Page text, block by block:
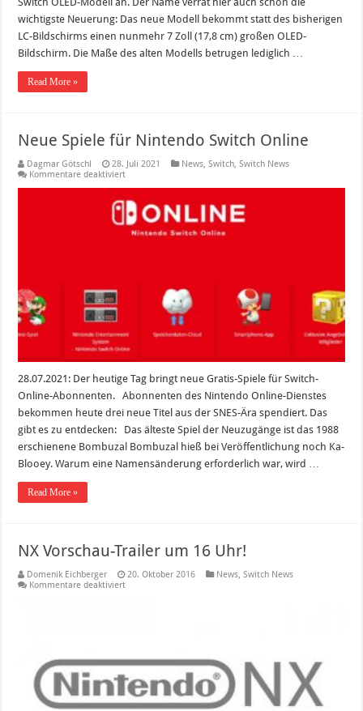
wichtigste Neuerung: Das neue Modell bekommt statt des bisherigen
LC-Bildschirms einen nunmehr 7 Zoll (17,8 cm) großen OLED-
Bildschirm. Die Maße des alten Modells betrugen lediglich …
Read More »
Neue Spiele für Nintendo Switch Online
Dagmar Götschl 28. Juli 2021 News,Switch,Switch News
Kommentare deaktiviertfür
für
Nintendo
Switch
Online
28.07.2021: Der heutige Tag bringt neue Gratis-Spiele für Switch-
Online-Abonnenten. Abonnenten des Nintendo Online-Dienstes
bekommen heute drei neue Titel aus der SNES-Ära spendiert. Das
gibt es zu entdecken: Das älteste Spiel der Neuzugänge ist das 1988
erschienene Bombuzal Bombuzal hieß bei Veröffentlichung noch Ka-
Blooey. Warum eine Namensänderung erforderlich war, wird …
Read More »
NX Vorschau-Trailer um 16 Uhr!
Domenik Eichberger 20. Oktober 2016 News,Switch News
Kommentare deaktiviertfür